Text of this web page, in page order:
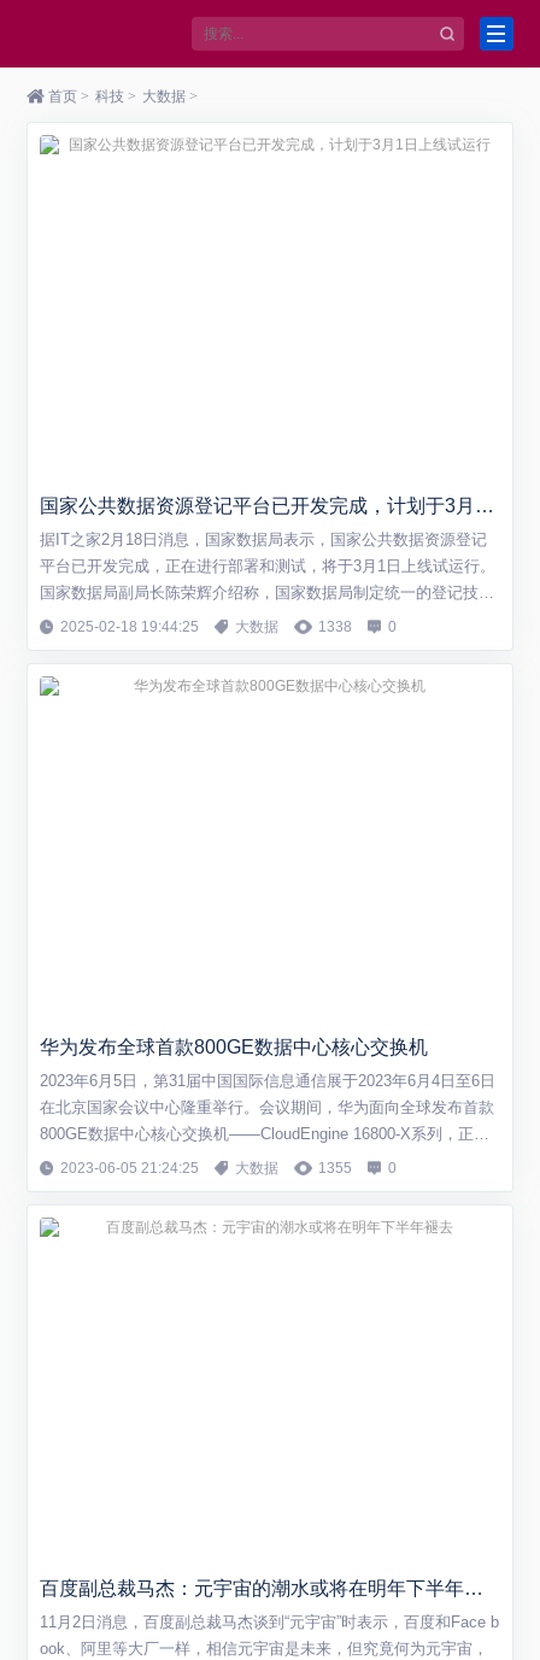
首页 > 科技 > 大数据 >
国家公共数据资源登记平台已开发完成，计划于3月1日上线试运行
据IT之家2月18日消息，国家数据局表示，国家公共数据资源登记
平台已开发完成，正在进行部署和测试，将于3月1日上线试运行。
国家数据局副局长陈荣辉介绍称，国家数据局制定统一的登记技术
和业务标准，负责建设国家公共数据资源登记平台，确保与各省级
负责、运转有序的全国公共数据资源...
2025-02-18 19:44:25 大数据 1338 0
华为发布全球首款800GE数据中心核心交换机
2023年6月5日，第31届中国国际信息通信展于2023年6月4日至6日
在北京国家会议中心隆重举行。会议期间，华为面向全球发布首款
800GE数据中心核心交换机——CloudEngine 16800-X系列，正式
开启数据中心800GE时代。 算力应用的浪潮兴起再次引爆企业对
于AI的大力投入，由此带来计算能力等底层技术的升级，数据中心
的吞吐量将被提升到全新高度。以互联网行业为代表的大型企业...
2023-06-05 21:24:25 大数据 1355 0
百度副总裁马杰：元宇宙的潮水或将在明年下半年褪去
11月2日消息，百度副总裁马杰谈到“元宇宙”时表示，百度和Face b
ook、阿里等大厂一样，相信元宇宙是未来，但究竟何为元宇宙，